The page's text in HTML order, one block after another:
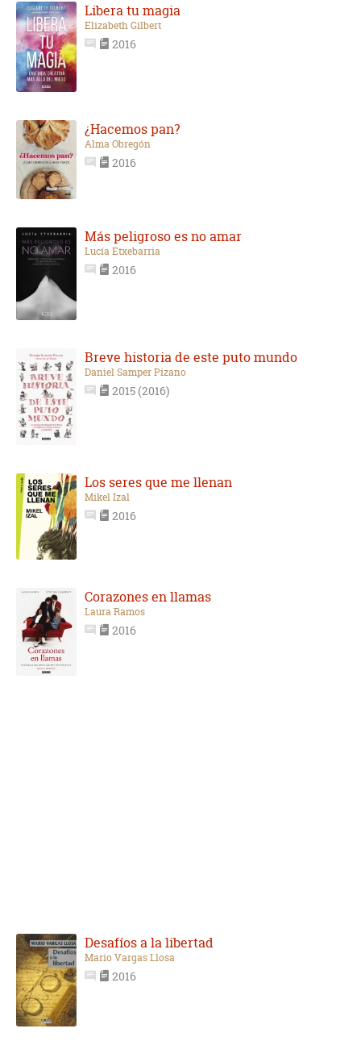
Libera tu magia
Elizabeth Gilbert
2016
¿Hacemos pan?
Alma Obregón
2016
Más peligroso es no amar
Lucía Etxebarria
2016
Breve historia de este puto mundo
Daniel Samper Pizano
2015 (2016)
Los seres que me llenan
Mikel Izal
2016
Corazones en llamas
Laura Ramos
2016
Desafíos a la libertad
Mario Vargas Llosa
2016